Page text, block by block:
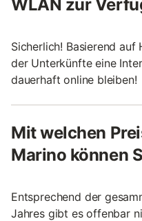
WLAN zur
Sicherlich! Basierend
der Unterkünfte eine
dauerhaft online bleiben!
Mit welchen
Marino können
Entsprechend der
Jahres gibt es offenbar